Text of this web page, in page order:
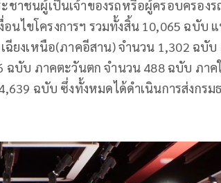
ชาชนผู้เป็นเจ้าของรถหรือผู้ครอบครองร
ไขโครงการฯ รวมทั้งสิ้น 10,065 ฉบับ แ
ยงเหนือ(ภาคอีสาน) จำนวน 1,302 ฉบับ
ฉบับ ภาคตะวันตก จำนวน 488 ฉบับ ภาค
ฉบับ ซึ่งทั้งหมดได้ดำเนินการส่งกรม